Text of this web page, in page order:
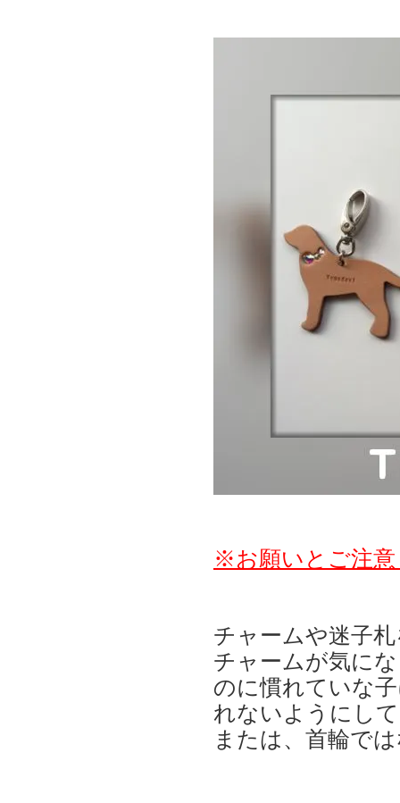
※お願いとご注意
チャームや迷子
チャームが気に
のに慣れていな
れないようにし
または、首輪で